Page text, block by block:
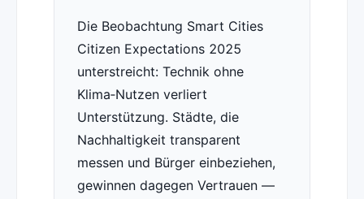
Die Beobachtung Smart Cities
Citizen Expectations 2025
unterstreicht: Technik ohne
Klima‑Nutzen verliert
Unterstützung. Städte, die
Nachhaltigkeit transparent
messen und Bürger einbeziehen,
gewinnen dagegen Vertrauen —